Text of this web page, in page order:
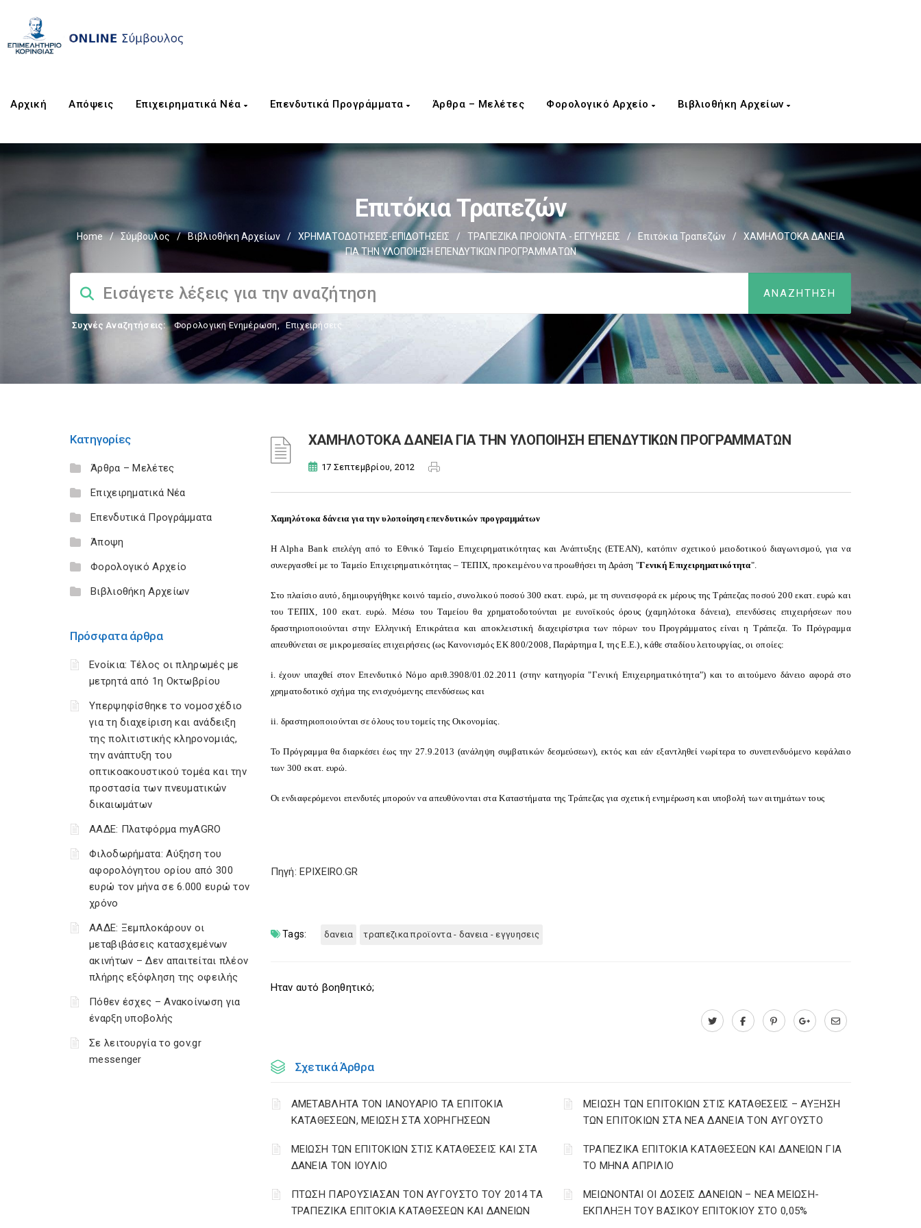
Αρχική Απόψεις Επιχειρηματικά Νέα Επενδυτικά Προγράμματα Άρθρα – Μελέτες Φορολογικό Αρχείο Βιβλιοθήκη Αρχείων
Επιτόκια Τραπεζών
Home / Σύμβουλος / Βιβλιοθήκη Αρχείων / ΧΡΗΜΑΤΟΔΟΤΗΣΕΙΣ-ΕΠΙΔΟΤΗΣΕΙΣ / ΤΡΑΠΕΖΙΚΑ ΠΡΟΙΟΝΤΑ - ΕΓΓΥΗΣΕΙΣ / Επιτόκια Τραπεζών /
ΧΑΜΗΛΟΤΟΚΑ ΔΑΝΕΙΑ
ΓΙΑ ΤΗΝ ΥΛΟΠΟΙΗΣΗ ΕΠΕΝΔΥΤΙΚΩΝ ΠΡΟΓΡΑΜΜΑΤΩΝ
Συχνές Αναζητήσεις: Φορολογικη Ενημέρωση, Επιχειρήσεις
Κατηγορίες
Άρθρα – Μελέτες
Επιχειρηματικά Νέα
Επενδυτικά Προγράμματα
Άποψη
Φορολογικό Αρχείο
Βιβλιοθήκη Αρχείων
Πρόσφατα άρθρα
Ενοίκια: Τέλος οι πληρωμές με
μετρητά από 1η Οκτωβρίου
Υπερψηφίσθηκε το νομοσχέδιο
για τη διαχείριση και ανάδειξη
της πολιτιστικής κληρονομιάς,
την ανάπτυξη του
οπτικοακουστικού τομέα και την
προστασία των πνευματικών
δικαιωμάτων
ΑΑΔΕ: Πλατφόρμα myAGRO
Φιλοδωρήματα: Αύξηση του
αφορολόγητου ορίου από 300
ευρώ τον μήνα σε 6.000 ευρώ τον
χρόνο
ΑΑΔΕ: Ξεμπλοκάρουν οι
μεταβιβάσεις κατασχεμένων
ακινήτων – Δεν απαιτείται πλέον
πλήρης εξόφληση της οφειλής
Πόθεν έσχες – Ανακοίνωση για
έναρξη υποβολής
Σε λειτουργία το gov.gr
messenger
ΧΑΜΗΛΟΤΟΚΑ ΔΑΝΕΙΑ ΓΙΑ ΤΗΝ ΥΛΟΠΟΙΗΣΗ ΕΠΕΝΔΥΤΙΚΩΝ ΠΡΟΓΡΑΜΜΑΤΩΝ
17 Σεπτεμβρίου, 2012
Χαμηλότοκα δάνεια για την υλοποίηση επενδυτικών προγραμμάτων
H Alpha Bank επελέγη από το Εθνικό Ταμείο Επιχειρηματικότητας και Ανάπτυξης (ΕΤΕΑΝ), κατόπιν σχετικού μειοδοτικού διαγωνισμού, για να
συνεργασθεί με το Ταμείο Επιχειρηματικότητας – ΤΕΠΙΧ, προκειμένου να προωθήσει τη Δράση "Γενική Επιχειρηματικότητα".
Στο πλαίσιο αυτό, δημιουργήθηκε κοινό ταμείο, συνολικού ποσού 300 εκατ. ευρώ, με τη συνεισφορά εκ μέρους της Τράπεζας ποσού 200 εκατ. ευρώ και
του ΤΕΠΙΧ, 100 εκατ. ευρώ. Μέσω του Ταμείου θα χρηματοδοτούνται με ευνοϊκούς όρους (χαμηλότοκα δάνεια), επενδύσεις επιχειρήσεων που
δραστηριοποιούνται στην Ελληνική Επικράτεια και αποκλειστική διαχειρίστρια των πόρων του Προγράμματος είναι η Τράπεζα. Το Πρόγραμμα
απευθύνεται σε μικρομεσαίες επιχειρήσεις (ως Κανονισμός ΕΚ 800/2008, Παράρτημα Ι, της Ε.Ε.), κάθε σταδίου λειτουργίας, οι οποίες:
i. έχουν υπαχθεί στον Επενδυτικό Νόμο αριθ.3908/01.02.2011 (στην κατηγορία "Γενική Επιχειρηματικότητα") και το αιτούμενο δάνειο αφορά στο
χρηματοδοτικό σχήμα της ενισχυόμενης επενδύσεως και
ii. δραστηριοποιούνται σε όλους του τομείς της Οικονομίας.
Το Πρόγραμμα θα διαρκέσει έως την 27.9.2013 (ανάληψη συμβατικών δεσμεύσεων), εκτός και εάν εξαντληθεί νωρίτερα το συνεπενδυόμενο κεφάλαιο
των 300 εκατ. ευρώ.
Οι ενδιαφερόμενοι επενδυτές μπορούν να απευθύνονται στα Καταστήματα της Τράπεζας για σχετική ενημέρωση και υποβολή των αιτημάτων τους
Πηγή: EPIXEIRO.GR
Tags: δανεια τραπεζικα προϊοντα - δανεια - εγγυησεις
Ηταν αυτό βοηθητικό;
Σχετικά Άρθρα
ΑΜΕΤΑΒΛΗΤΑ ΤΟΝ ΙΑΝΟΥΑΡΙΟ ΤΑ ΕΠΙΤΟΚΙΑ
ΚΑΤΑΘΕΣΕΩΝ, ΜΕΙΩΣΗ ΣΤΑ ΧΟΡΗΓΗΣΕΩΝ
ΜΕΙΩΣΗ ΤΩΝ ΕΠΙΤΟΚΙΩΝ ΣΤΙΣ ΚΑΤΑΘΕΣΕΙΣ – ΑΥΞΗΣΗ
ΤΩΝ ΕΠΙΤΟΚΙΩΝ ΣΤΑ ΝΕΑ ΔΑΝΕΙΑ ΤΟΝ ΑΥΓΟΥΣΤΟ
ΜΕΙΩΣΗ ΤΩΝ ΕΠΙΤΟΚΙΩΝ ΣΤΙΣ ΚΑΤΑΘΕΣΕΙΣ ΚΑΙ ΣΤΑ
ΔΑΝΕΙΑ ΤΟΝ ΙΟΥΛΙΟ
ΤΡΑΠΕΖΙΚΑ ΕΠΙΤΟΚΙΑ ΚΑΤΑΘΕΣΕΩΝ ΚΑΙ ΔΑΝΕΙΩΝ ΓΙΑ
ΤΟ ΜΗΝΑ ΑΠΡΙΛΙΟ
ΠΤΩΣΗ ΠΑΡΟΥΣΙΑΣΑΝ ΤΟΝ ΑΥΓΟΥΣΤΟ ΤΟΥ 2014 ΤΑ
ΤΡΑΠΕΖΙΚΑ ΕΠΙΤΟΚΙΑ ΚΑΤΑΘΕΣΕΩΝ ΚΑΙ ΔΑΝΕΙΩΝ
ΜΕΙΩΝΟΝΤΑΙ ΟΙ ΔΟΣΕΙΣ ΔΑΝΕΙΩΝ – ΝΕΑ ΜΕΙΩΣΗ-
ΕΚΠΛΗΞΗ ΤΟΥ ΒΑΣΙΚΟΥ ΕΠΙΤΟΚΙΟΥ ΣΤΟ 0,05%